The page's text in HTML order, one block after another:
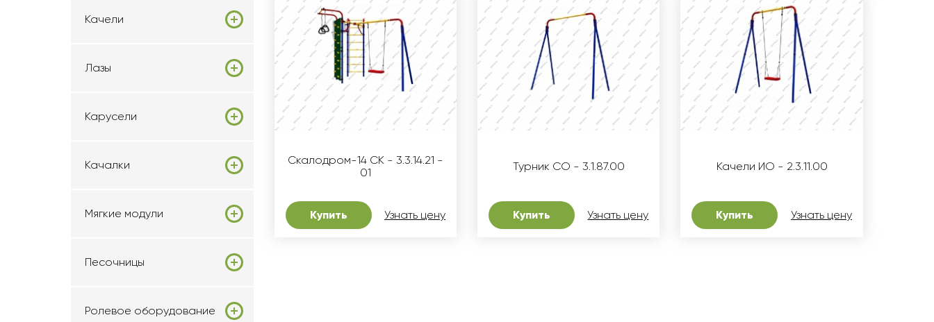
Качели
Лазы
Карусели
Качалки
Мягкие модули
Песочницы
Ролевое оборудование
Скалодром-14 СК - 3.3.14.21 -
01
Купить Узнать цену
Турник СО - 3.1.87.00
Купить Узнать цену
Качели ИО - 2.3.11.00
Купить Узнать цену